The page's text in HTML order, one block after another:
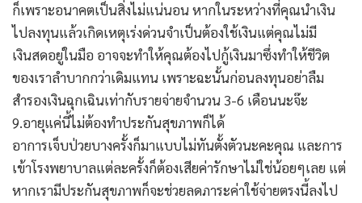
ก็เพราะอนาคตเป็นสิ่งไม่แน่นอน หากในระหว่างที่คุณนำเงิน
ไปลงทุนแล้วเกิดเหตุเร่งด่วนจำเป็นต้องใช้เงินแต่คุณไม่มี
เงินสดอยู่ในมือ อาจจะทำให้คุณต้องไปกู้เงินมาซึ่งทำให้ชีวิต
ของเราลำบากกว่าเดิมแทน เพราะฉะนั้นก่อนลงทุนอย่าลืม
สำรองเงินฉุกเฉินเท่ากับรายจ่ายจำนวน 3-6 เดือนนะจ๊ะ
9.อายุแค่นี้ไม่ต้องทำประกันสุขภาพก็ได้
อาการเจ็บป่วยบางครั้งก็มาแบบไม่ทันตั้งตัวนะคะคุณ และการ
เข้าโรงพยาบาลแต่ละครั้งก็ต้องเสียค่ารักษาไม่ใช่น้อยๆเลย แต่
หากเรามีประกันสุขภาพก็จะช่วยลดภาระค่าใช้จ่ายตรงนี้ลงไป